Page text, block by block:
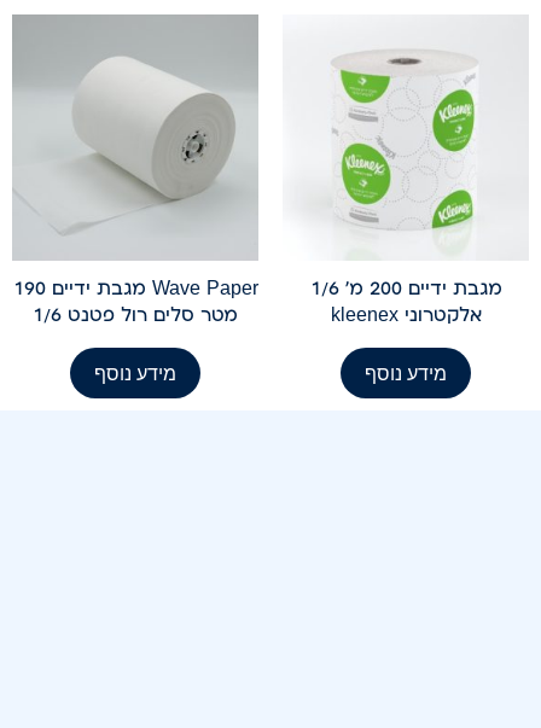
מגבת ידיים 200 מ' 1/6
אלקטרוני kleenex
מידע נוסף
Wave Paper מגבת ידיים 190
מטר סלים רול פטנט 1/6
מידע נוסף